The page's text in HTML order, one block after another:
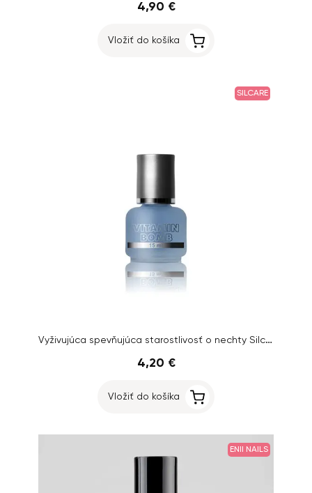
4,90 €
Vložiť do košíka
SILCARE
Vyživujúca spevňujúca starostlivosť o nechty Silcare - VITAMIN BOMB, 15ml
4,20 €
Vložiť do košíka
ENII NAILS